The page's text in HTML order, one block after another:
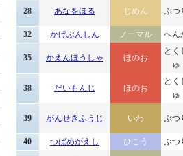
28 あなをほる じめん ぶつ
32 かげぶんしん ノーマル へん
35 かえんほうしゃ ほのお
とく
ゅ
38 だいもんじ ほのお
とく
ゅ
39 がんせきふうじ いわ ぶつ
40 つばめがえし ひこう ぶつ